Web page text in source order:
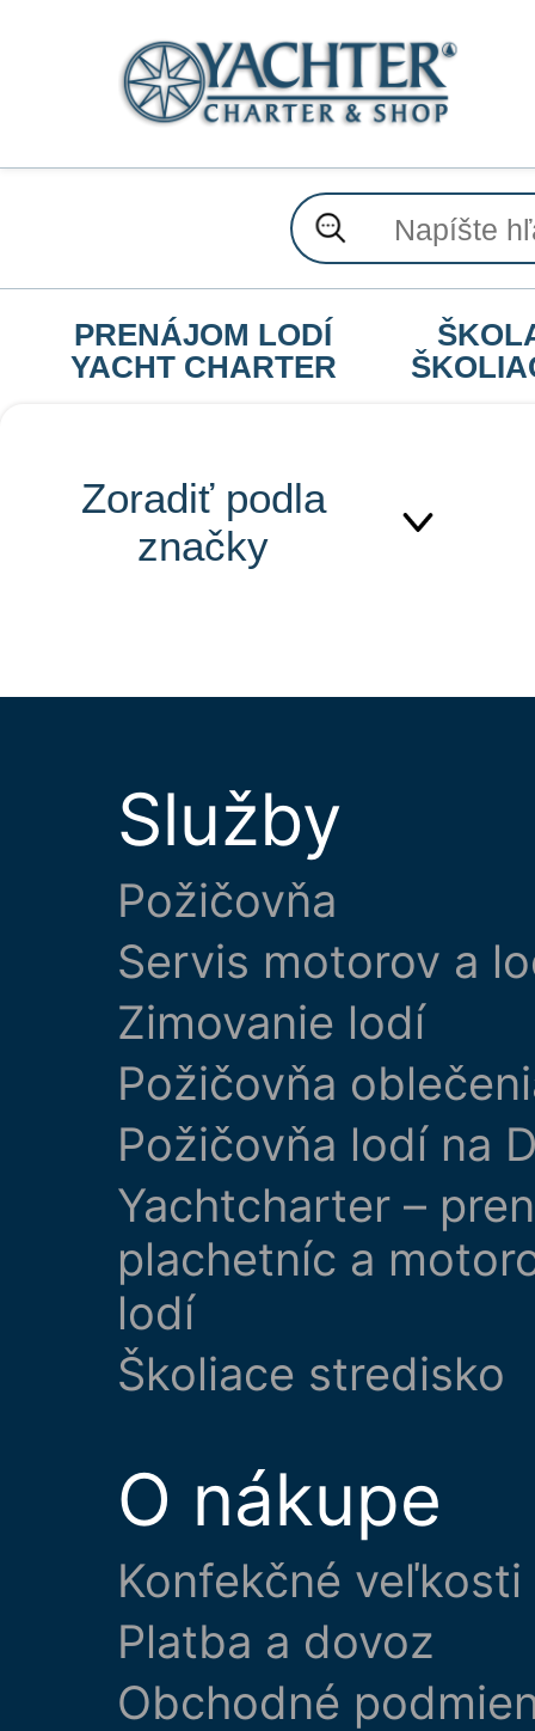
PRENÁJOM LODÍ
YACHT CHARTER
Zoradiť podla
značky
Služby
Požičovňa
Servis motorov a
Zimovanie lodí
Požičovňa
Požičovňa lodí na
Yachtcharter –
plachetníc a
lodí
Školiace stredisko
O nákupe
Konfekčné veľkosti
Platba a dovoz
Obchodné